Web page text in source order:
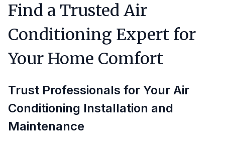
Find a Trusted Air
Conditioning Expert for
Your Home Comfort
Trust Professionals for Your Air
Conditioning Installation and
Maintenance